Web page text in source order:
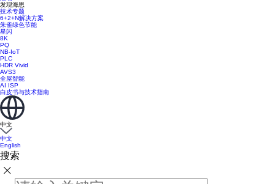
发现海思
技术专题
6+2+N解决方案
朱雀绿色节能
星闪
8K
PQ
NB-IoT
PLC
HDR Vivid
AVS3
全屋智能
AI ISP
白皮书与技术指南
中文
中文
English
搜索